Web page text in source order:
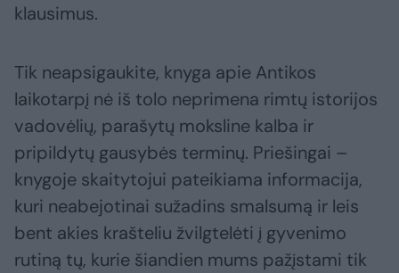
klausimus.
Tik neapsigaukite, knyga apie Antikos
laikotarpį nė iš tolo neprimena rimtų istorijos
vadovėlių, parašytų moksline kalba ir
pripildytų gausybės terminų. Priešingai –
knygoje skaitytojui pateikiama informacija,
kuri neabejotinai sužadins smalsumą ir leis
bent akies krašteliu žvilgtelėti į gyvenimo
rutiną tų, kurie šiandien mums pažįstami tik